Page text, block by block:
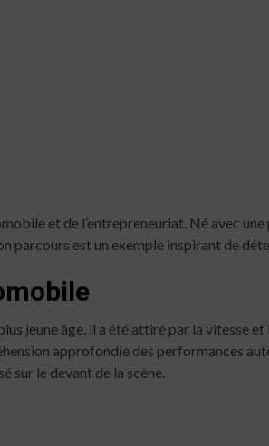
et de l’entrepreneuriat. Né avec
parcours est un exemple inspirant de
jeune âge, il a été attiré par la vitesse
approfondie des performances
sur le devant de la scène.